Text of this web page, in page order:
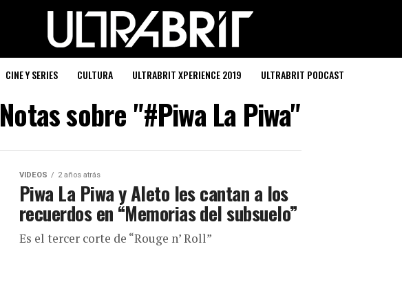
CINE Y SERIES CULTURA ULTRABRIT XPERIENCE 2019 ULTRABRIT PODCAST
Notas sobre "#Piwa La Piwa"
VIDEOS 2 años atrás
Piwa La Piwa y Aleto les cantan a los
recuerdos en “Memorias del subsuelo”
Es el tercer corte de “Rouge n’ Roll”